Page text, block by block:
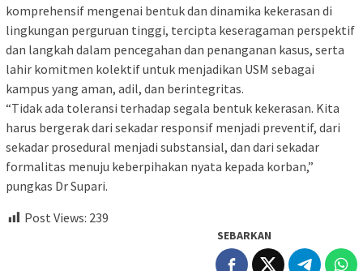
komprehensif mengenai bentuk dan dinamika kekerasan di
lingkungan perguruan tinggi, tercipta keseragaman perspektif
dan langkah dalam pencegahan dan penanganan kasus, serta
lahir komitmen kolektif untuk menjadikan USM sebagai
kampus yang aman, adil, dan berintegritas.
“Tidak ada toleransi terhadap segala bentuk kekerasan. Kita
harus bergerak dari sekadar responsif menjadi preventif, dari
sekadar prosedural menjadi substansial, dan dari sekadar
formalitas menuju keberpihakan nyata kepada korban,”
pungkas Dr Supari.
Post Views: 239
SEBARKAN